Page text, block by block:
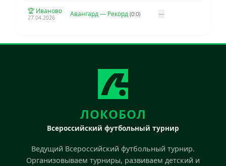
🏆 Иваново
27.04.2026 Авангард — Рекорд (0:0) —
ЛОКОБОЛ
Всероссийский футбольный турнир
Ведущий Всероссийский футбольный турнир.
Организовываем турниры, развиваем детский и